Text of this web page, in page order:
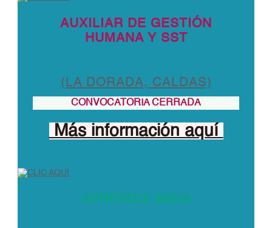
AUXILIAR DE GESTIÓN
HUMANA Y SST
(LA DORADA, CALDAS)
CONVOCATORIA CERRADA
Más información aquí
APRENDIZ SENA